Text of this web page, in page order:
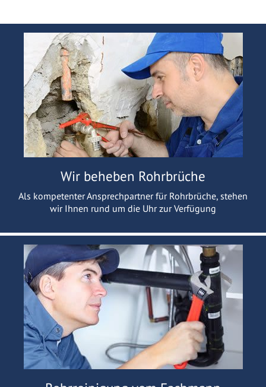
Wir beheben Rohrbrüche
Als kompetenter Ansprechpartner für Rohrbrüche, stehen
wir Ihnen rund um die Uhr zur Verfügung